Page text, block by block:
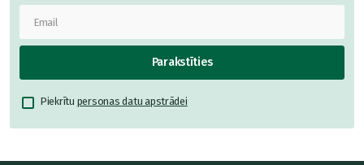
Parakstīties
Piekrītu personas datu apstrādei